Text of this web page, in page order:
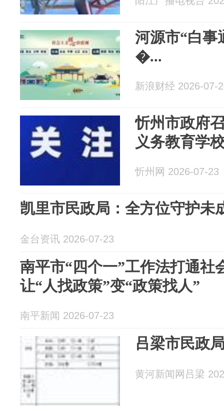
河源市“白事
�...
新浪财经 2026-07-
忻州市政府
义务教育学
忻州网 2026-07-23
凯里市民政局：全方位守护未
金台资讯 2026-07-23
南平市“四个一”工作法打通社
让“人找政策”变“政策找人”
南平新闻 2026-07-23
吕梁市民政
黄河新闻网吕梁